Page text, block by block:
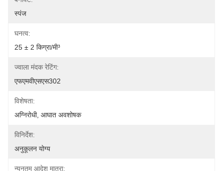
स्पंज
घनत्व:
25 ± 2 किग्रा/मी³
ज्वाला मंदक रेटिंग:
एफएमवीएसएस302
विशेषता:
अग्निरोधी, आघात अवशोषक
विनिर्देश:
अनुकूलन योग्य
न्यूनतम आदेश मात्रा: